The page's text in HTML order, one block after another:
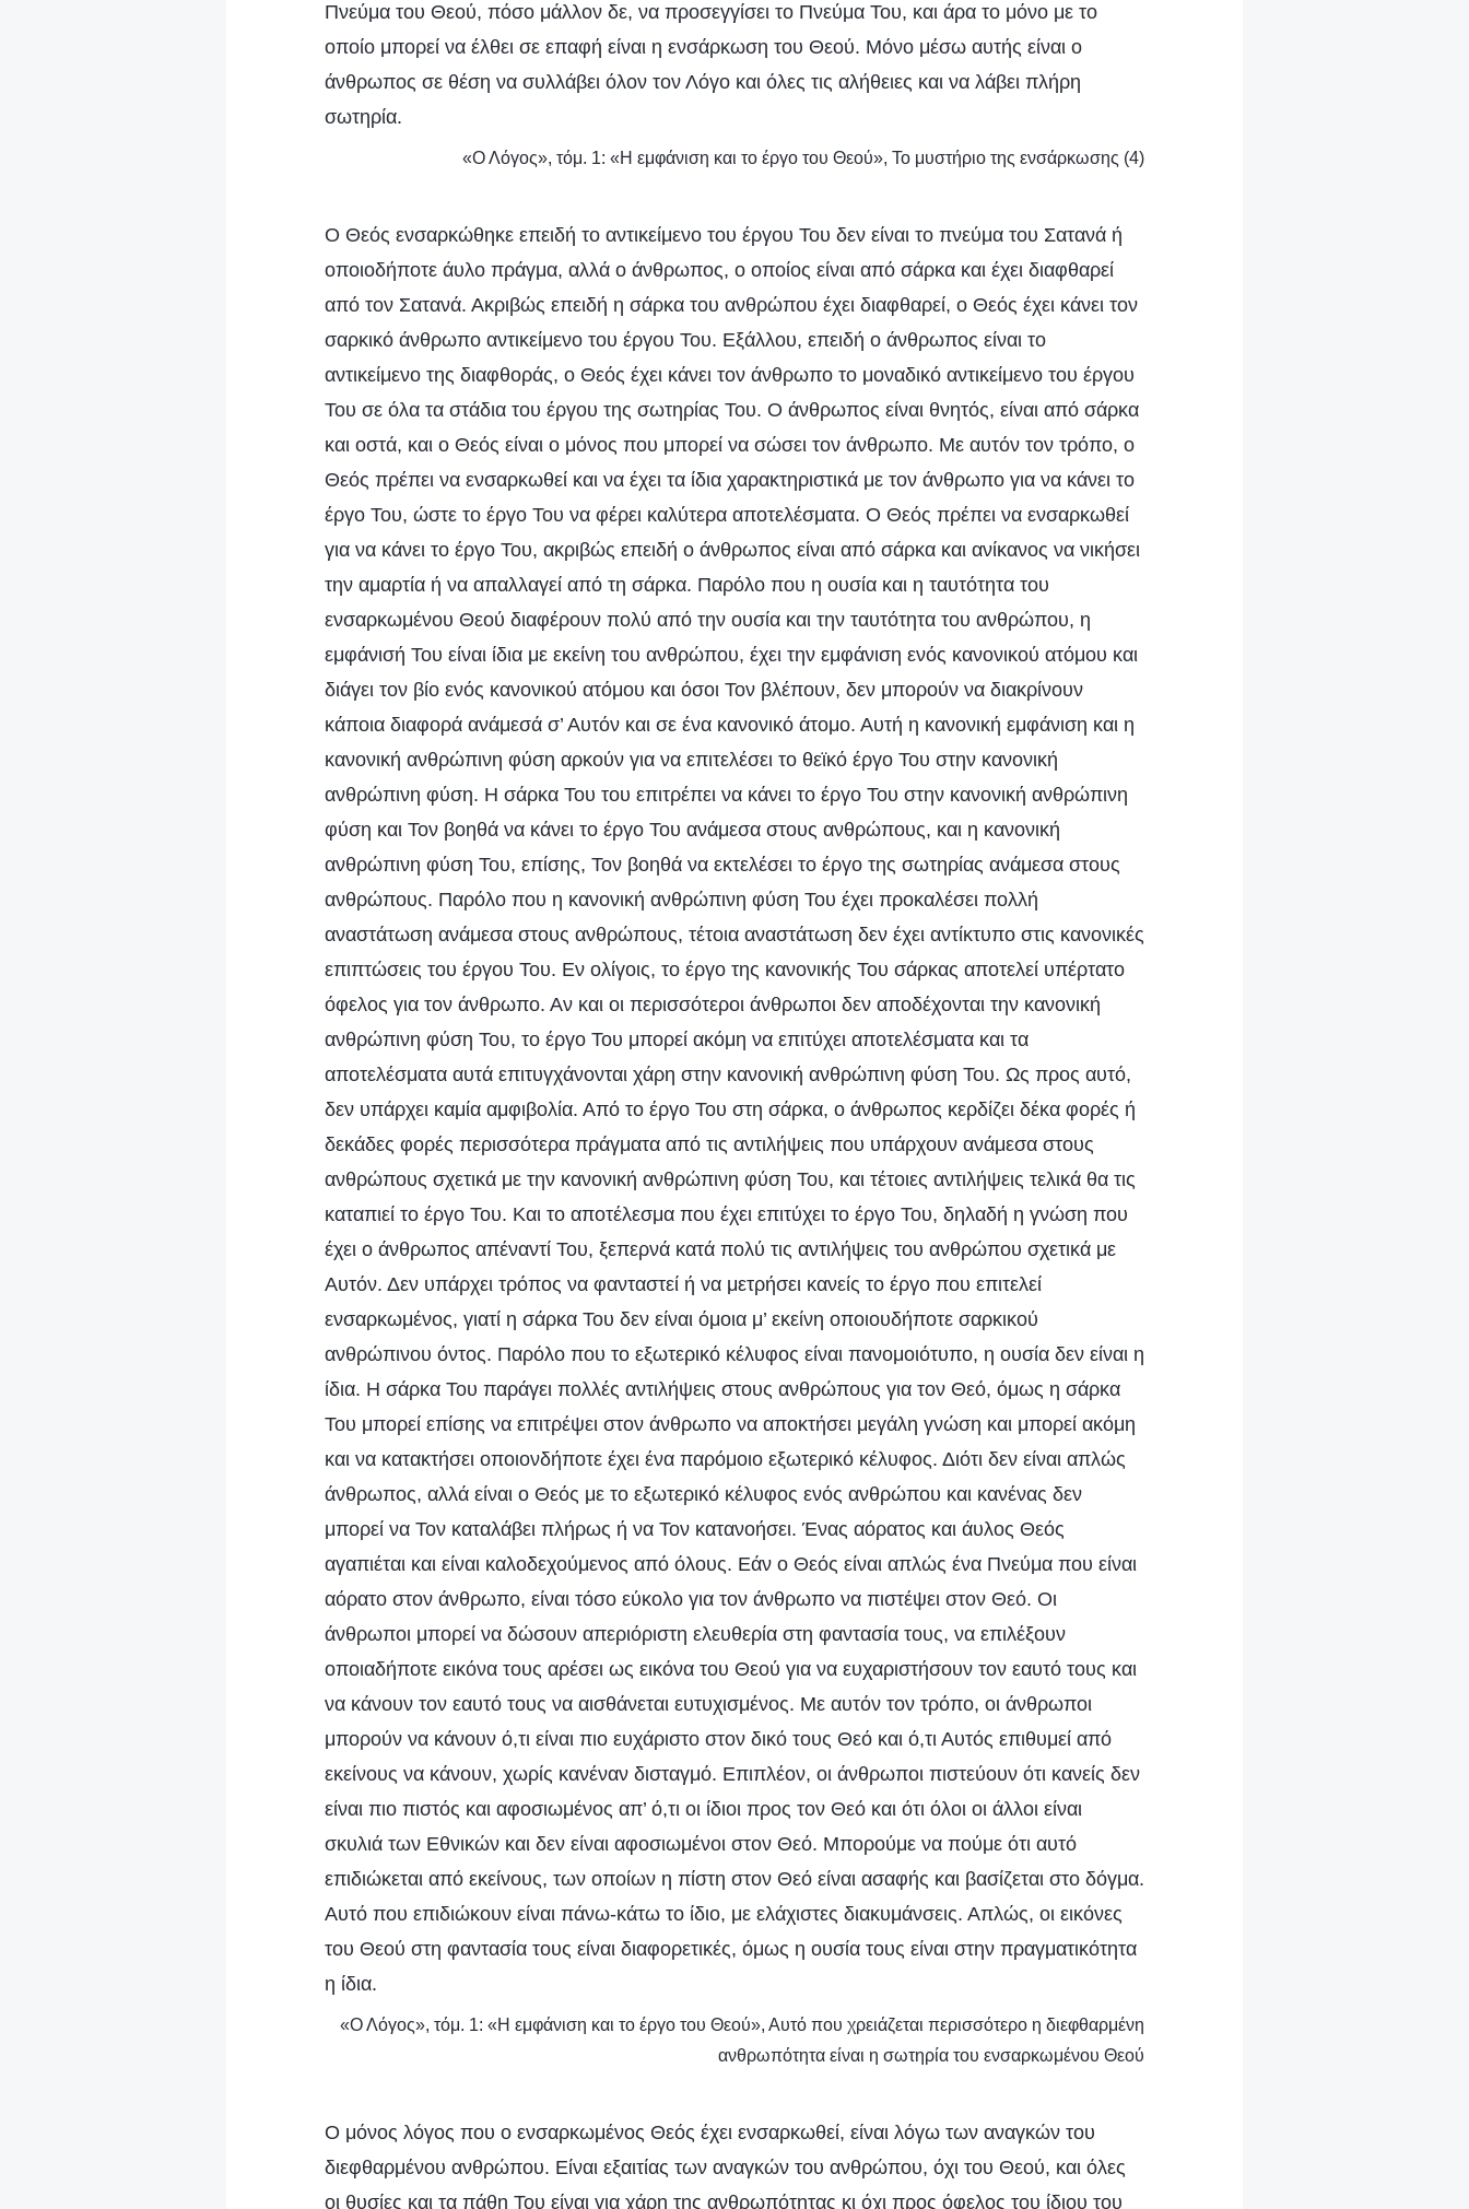
Πνεύμα του Θεού, πόσο μάλλον δε, να προσεγγίσει το Πνεύμα Του, και άρα το μόνο με το
οποίο μπορεί να έλθει σε επαφή είναι η ενσάρκωση του Θεού. Μόνο μέσω αυτής είναι ο
άνθρωπος σε θέση να συλλάβει όλον τον Λόγο και όλες τις αλήθειες και να λάβει πλήρη
σωτηρία.
«Ο Λόγος», τόμ. 1: «Η εμφάνιση και το έργο του Θεού», Το μυστήριο της ενσάρκωσης (4)
Ο Θεός ενσαρκώθηκε επειδή το αντικείμενο του έργου Του δεν είναι το πνεύμα του Σατανά ή
οποιοδήποτε άυλο πράγμα, αλλά ο άνθρωπος, ο οποίος είναι από σάρκα και έχει διαφθαρεί
από τον Σατανά. Ακριβώς επειδή η σάρκα του ανθρώπου έχει διαφθαρεί, ο Θεός έχει κάνει τον
σαρκικό άνθρωπο αντικείμενο του έργου Του. Εξάλλου, επειδή ο άνθρωπος είναι το
αντικείμενο της διαφθοράς, ο Θεός έχει κάνει τον άνθρωπο το μοναδικό αντικείμενο του έργου
Του σε όλα τα στάδια του έργου της σωτηρίας Του. Ο άνθρωπος είναι θνητός, είναι από σάρκα
και οστά, και ο Θεός είναι ο μόνος που μπορεί να σώσει τον άνθρωπο. Με αυτόν τον τρόπο, ο
Θεός πρέπει να ενσαρκωθεί και να έχει τα ίδια χαρακτηριστικά με τον άνθρωπο για να κάνει το
έργο Του, ώστε το έργο Του να φέρει καλύτερα αποτελέσματα. Ο Θεός πρέπει να ενσαρκωθεί
για να κάνει το έργο Του, ακριβώς επειδή ο άνθρωπος είναι από σάρκα και ανίκανος να νικήσει
την αμαρτία ή να απαλλαγεί από τη σάρκα. Παρόλο που η ουσία και η ταυτότητα του
ενσαρκωμένου Θεού διαφέρουν πολύ από την ουσία και την ταυτότητα του ανθρώπου, η
εμφάνισή Του είναι ίδια με εκείνη του ανθρώπου, έχει την εμφάνιση ενός κανονικού ατόμου και
διάγει τον βίο ενός κανονικού ατόμου και όσοι Τον βλέπουν, δεν μπορούν να διακρίνουν
κάποια διαφορά ανάμεσά σ’ Αυτόν και σε ένα κανονικό άτομο. Αυτή η κανονική εμφάνιση και η
κανονική ανθρώπινη φύση αρκούν για να επιτελέσει το θεϊκό έργο Του στην κανονική
ανθρώπινη φύση. Η σάρκα Του του επιτρέπει να κάνει το έργο Του στην κανονική ανθρώπινη
φύση και Τον βοηθά να κάνει το έργο Του ανάμεσα στους ανθρώπους, και η κανονική
ανθρώπινη φύση Του, επίσης, Τον βοηθά να εκτελέσει το έργο της σωτηρίας ανάμεσα στους
ανθρώπους. Παρόλο που η κανονική ανθρώπινη φύση Του έχει προκαλέσει πολλή
αναστάτωση ανάμεσα στους ανθρώπους, τέτοια αναστάτωση δεν έχει αντίκτυπο στις κανονικές
επιπτώσεις του έργου Του. Εν ολίγοις, το έργο της κανονικής Του σάρκας αποτελεί υπέρτατο
όφελος για τον άνθρωπο. Αν και οι περισσότεροι άνθρωποι δεν αποδέχονται την κανονική
ανθρώπινη φύση Του, το έργο Του μπορεί ακόμη να επιτύχει αποτελέσματα και τα
αποτελέσματα αυτά επιτυγχάνονται χάρη στην κανονική ανθρώπινη φύση Του. Ως προς αυτό,
δεν υπάρχει καμία αμφιβολία. Από το έργο Του στη σάρκα, ο άνθρωπος κερδίζει δέκα φορές ή
δεκάδες φορές περισσότερα πράγματα από τις αντιλήψεις που υπάρχουν ανάμεσα στους
ανθρώπους σχετικά με την κανονική ανθρώπινη φύση Του, και τέτοιες αντιλήψεις τελικά θα τις
καταπιεί το έργο Του. Και το αποτέλεσμα που έχει επιτύχει το έργο Του, δηλαδή η γνώση που
έχει ο άνθρωπος απέναντί Του, ξεπερνά κατά πολύ τις αντιλήψεις του ανθρώπου σχετικά με
Αυτόν. Δεν υπάρχει τρόπος να φανταστεί ή να μετρήσει κανείς το έργο που επιτελεί
ενσαρκωμένος, γιατί η σάρκα Του δεν είναι όμοια μ’ εκείνη οποιουδήποτε σαρκικού
ανθρώπινου όντος. Παρόλο που το εξωτερικό κέλυφος είναι πανομοιότυπο, η ουσία δεν είναι η
ίδια. Η σάρκα Του παράγει πολλές αντιλήψεις στους ανθρώπους για τον Θεό, όμως η σάρκα
Του μπορεί επίσης να επιτρέψει στον άνθρωπο να αποκτήσει μεγάλη γνώση και μπορεί ακόμη
και να κατακτήσει οποιονδήποτε έχει ένα παρόμοιο εξωτερικό κέλυφος. Διότι δεν είναι απλώς
άνθρωπος, αλλά είναι ο Θεός με το εξωτερικό κέλυφος ενός ανθρώπου και κανένας δεν
μπορεί να Τον καταλάβει πλήρως ή να Τον κατανοήσει. Ένας αόρατος και άυλος Θεός
αγαπιέται και είναι καλοδεχούμενος από όλους. Εάν ο Θεός είναι απλώς ένα Πνεύμα που είναι
αόρατο στον άνθρωπο, είναι τόσο εύκολο για τον άνθρωπο να πιστέψει στον Θεό. Οι
άνθρωποι μπορεί να δώσουν απεριόριστη ελευθερία στη φαντασία τους, να επιλέξουν
οποιαδήποτε εικόνα τους αρέσει ως εικόνα του Θεού για να ευχαριστήσουν τον εαυτό τους και
να κάνουν τον εαυτό τους να αισθάνεται ευτυχισμένος. Με αυτόν τον τρόπο, οι άνθρωποι
μπορούν να κάνουν ό,τι είναι πιο ευχάριστο στον δικό τους Θεό και ό,τι Αυτός επιθυμεί από
εκείνους να κάνουν, χωρίς κανέναν δισταγμό. Επιπλέον, οι άνθρωποι πιστεύουν ότι κανείς δεν
είναι πιο πιστός και αφοσιωμένος απ’ ό,τι οι ίδιοι προς τον Θεό και ότι όλοι οι άλλοι είναι
σκυλιά των Εθνικών και δεν είναι αφοσιωμένοι στον Θεό. Μπορούμε να πούμε ότι αυτό
επιδιώκεται από εκείνους, των οποίων η πίστη στον Θεό είναι ασαφής και βασίζεται στο δόγμα.
Αυτό που επιδιώκουν είναι πάνω-κάτω το ίδιο, με ελάχιστες διακυμάνσεις. Απλώς, οι εικόνες
του Θεού στη φαντασία τους είναι διαφορετικές, όμως η ουσία τους είναι στην πραγματικότητα
η ίδια.
«Ο Λόγος», τόμ. 1: «Η εμφάνιση και το έργο του Θεού», Αυτό που χρειάζεται περισσότερο η διεφθαρμένη
ανθρωπότητα είναι η σωτηρία του ενσαρκωμένου Θεού
Ο μόνος λόγος που ο ενσαρκωμένος Θεός έχει ενσαρκωθεί, είναι λόγω των αναγκών του
διεφθαρμένου ανθρώπου. Είναι εξαιτίας των αναγκών του ανθρώπου, όχι του Θεού, και όλες
οι θυσίες και τα πάθη Του είναι για χάρη της ανθρωπότητας κι όχι προς όφελος του ίδιου του